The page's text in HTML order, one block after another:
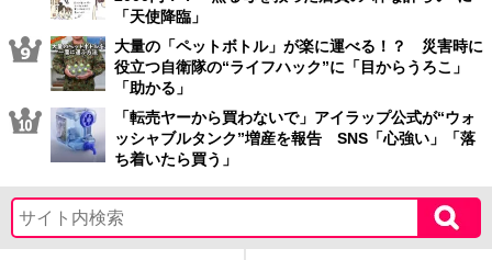
「天使降臨」
大量の「ペットボトル」が楽に運べる！？ 災害時に
役立つ自衛隊の“ライフハック”に「目からうろこ」
「助かる」
「転売ヤーから買わないで」アイラップ公式が“ウォ
ッシャブルタンク”増産を報告 SNS「心強い」「落
ち着いたら買う」